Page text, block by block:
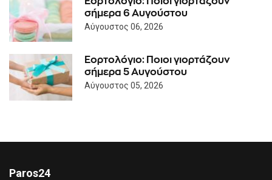
σήμερα 6 Αυγούστου
Αύγουστος 06, 2026
Εορτολόγιο: Ποιοι γιορτάζουν
σήμερα 5 Αυγούστου
Αύγουστος 05, 2026
Paros24